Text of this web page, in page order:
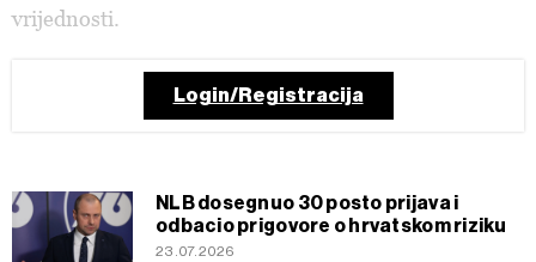
vrijednosti.
Login/Registracija
NLB dosegnuo 30 posto prijava i
odbacio prigovore o hrvatskom riziku
23.07.2026